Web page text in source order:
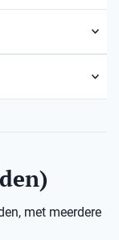
met meerdere